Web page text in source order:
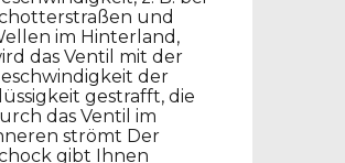
und
im Hinterland,
das Ventil mit der
der
gestrafft, die
das Ventil im
strömt Der
gibt Ihnen